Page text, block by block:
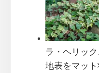
ラ・ヘリッ
地表をマッ